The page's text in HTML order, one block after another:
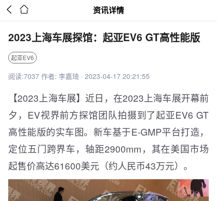
  资讯详情
2023上海车展探馆：起亚EV6 GT高性能版
起亚EV6
阅读:7037 作者: 李嘉琦 · 2023-04-17 20:21:55
【2023上海车展】近日，在2023上海车展开幕前
夕，EV视界前方探馆团队拍摄到了起亚EV6 GT
高性能版的实车图。新车基于E-GMP平台打造，
定位五门跨界车，轴距2900mm，其在美国市场
起售价高达61600美元（约人民币43万元）。